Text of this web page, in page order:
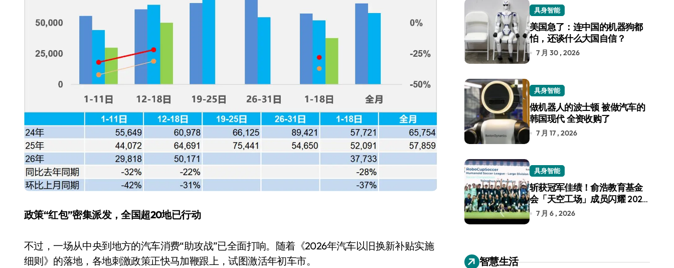
复古玩家狂喜：Anbernic第三次复刻GBA SP，情怀拉满
AirTag 新版到底香不香？一篇帮你避坑+种草
净利润暴跌7.7%，苏泊尔开始靠“擦边”续命了？
政策“红包”密集派发，全国超20地已行动
不过，一场从中央到地方的汽车消费“助攻战”已全面打响。随着《2026年汽车以旧换新补贴实施
细则》的落地，各地刺激政策正快马加鞭跟上，试图激活年初车市。
具身智能
美国急了：连中国的机器狗都
怕，还谈什么大国自信？
7 月 30 , 2026
具身智能
做机器人的波士顿 被做汽车的
韩国现代 全资收购了
7 月 17 , 2026
具身智能
斩获冠军佳绩！俞浩教育基金
会「天空工场」成员闪耀 2026
RoboCup 机器人世界杯
7 月 6 , 2026
智慧生活